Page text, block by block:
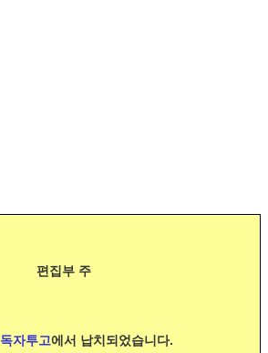
편집부 주
독자투고에서 납치되었습니다.